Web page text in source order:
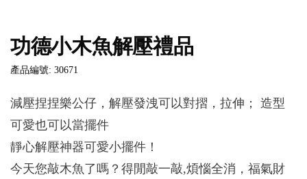
功德小木魚解壓禮品
產品編號: 30671
減壓捏捏樂公仔，解壓發洩可以對摺，拉伸； 造型
可愛也可以當擺件
靜心解壓神器可愛小擺件！
今天您敲木魚了嗎？得閒敲一敲,煩惱全消，福氣財